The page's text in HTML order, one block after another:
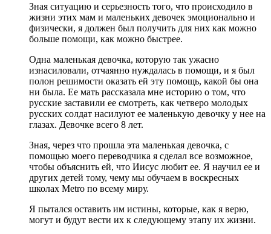
Зная ситуацию и серьезность того, что происходило в
жизни этих мам и маленьких девочек эмоционально и
физически, я должен был получить для них как можно
больше помощи, как можно быстрее.
Одна маленькая девочка, которую так ужасно
изнасиловали, отчаянно нуждалась в помощи, и я был
полон решимости оказать ей эту помощь, какой бы она
ни была. Ее мать рассказала мне историю о том, что
русские заставили ее смотреть, как четверо молодых
русских солдат насилуют ее маленькую девочку у нее на
глазах. Девочке всего 8 лет.
Зная, через что прошла эта маленькая девочка, с
помощью моего переводчика я сделал все возможное,
чтобы объяснить ей, что Иисус любит ее. Я научил ее и
других детей тому, чему мы обучаем в воскресных
школах Metro по всему миру.
Я пытался оставить им истины, которые, как я верю,
могут и будут вести их к следующему этапу их жизни.